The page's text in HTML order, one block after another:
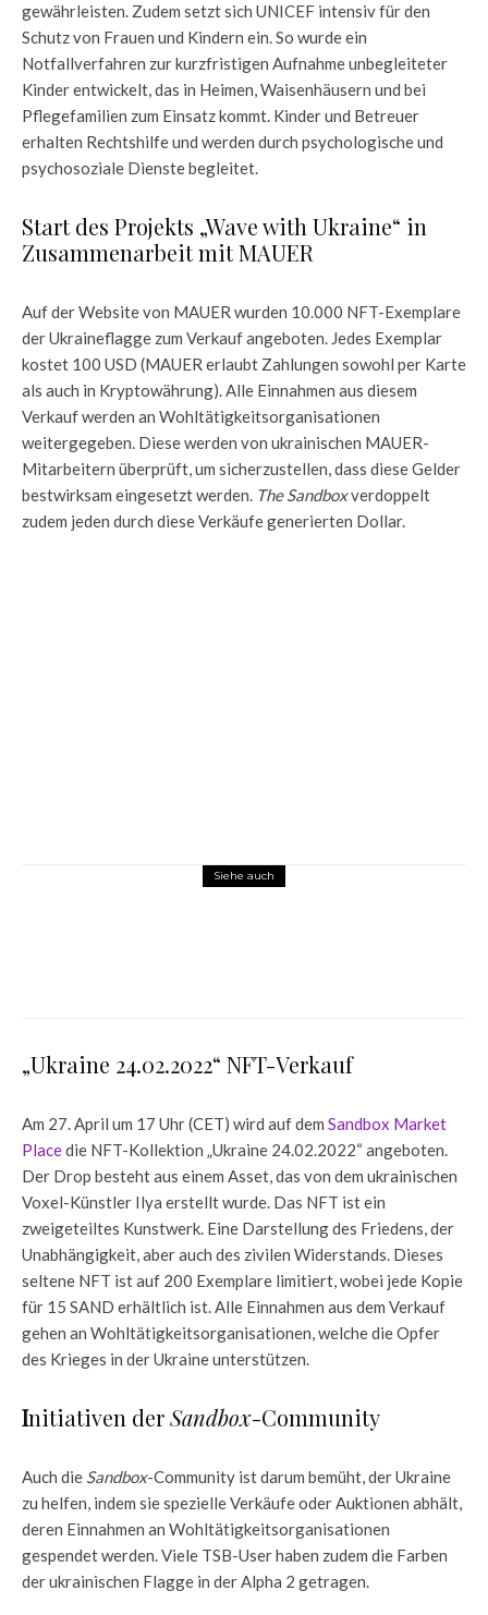
gewährleisten. Zudem setzt sich UNICEF intensiv für den
Schutz von Frauen und Kindern ein. So wurde ein
Notfallverfahren zur kurzfristigen Aufnahme unbegleiteter
Kinder entwickelt, das in Heimen, Waisenhäusern und bei
Pflegefamilien zum Einsatz kommt. Kinder und Betreuer
erhalten Rechtshilfe und werden durch psychologische und
psychosoziale Dienste begleitet.
Start des Projekts „Wave with Ukraine“ in
Zusammenarbeit mit MAUER
Auf derWebsite von MAUER wurden 10.000 NFT-Exemplare
der Ukraineflagge zum Verkauf angeboten. Jedes Exemplar
kostet 100 USD (MAUER erlaubt Zahlungen sowohl per Karte
als auch in Kryptowährung). Alle Einnahmen aus diesem
Verkauf werden an Wohltätigkeitsorganisationen
weitergegeben. Diese werden von ukrainischen MAUER-
Mitarbeitern überprüft, um sicherzustellen, dass diese Gelder
bestwirksam eingesetzt werden. The Sandboxverdoppelt
zudem jeden durch diese Verkäufe generierten Dollar.
Siehe auch
„Ukraine 24.02.2022“ NFT-Verkauf
Am 27. April um 17 Uhr (CET) wird auf dem Sandbox Market
Placedie NFT-Kollektion „Ukraine 24.02.2022“ angeboten.
Der Drop besteht aus einem Asset, das von dem ukrainischen
Voxel-Künstler Ilya erstellt wurde. Das NFT ist ein
zweigeteiltes Kunstwerk. Eine Darstellung des Friedens, der
Unabhängigkeit, aber auch des zivilen Widerstands. Dieses
seltene NFT ist auf 200 Exemplare limitiert, wobei jede Kopie
für 15 SAND erhältlich ist. Alle Einnahmen aus dem Verkauf
gehen an Wohltätigkeitsorganisationen, welche die Opfer
des Krieges in der Ukraine unterstützen.
Initiativen derSandbox-Community
Auch die Sandbox-Community ist darum bemüht, der Ukraine
zu helfen, indem sie spezielle Verkäufe oder Auktionen abhält,
deren Einnahmen an Wohltätigkeitsorganisationen
gespendet werden. Viele TSB-User haben zudem die Farben
der ukrainischen Flagge in der Alpha 2 getragen.